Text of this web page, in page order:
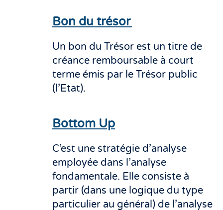
Bon du trésor
Un bon du Trésor est un titre de
créance remboursable à court
terme émis par le Trésor public
(l’Etat).
Bottom Up
C’est une stratégie d’analyse
employée dans l’analyse
fondamentale. Elle consiste à
partir (dans une logique du type
particulier au général) de l’analyse